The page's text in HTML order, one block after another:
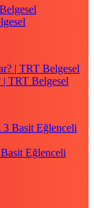
TRT Belgesel
Eğlenceli